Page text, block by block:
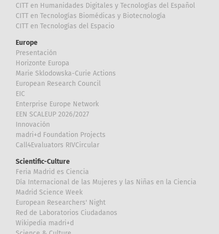
CITT en Humanidades Digitales y Tecnologías del Español
CITT en Tecnologías Biomédicas y Biotecnología
CITT en Tecnologías del Espacio
Europe
Presentación
Horizonte Europa
Marie Sklodowska-Curie Actions
European Research Council
EIC
Enterprise Europe Network
EEN SCALEUP 2026/2027
Innovación
madri+d Foundation Projects
Call4Evaluators RIVCircular
Scientific-Culture
Feria Madrid es Ciencia
Día Internacional de las Mujeres y las Niñas en la Ciencia
Madrid Science Week
European Researchers' Night
Red de Laboratorios Ciudadanos
Wikipedia madri+d